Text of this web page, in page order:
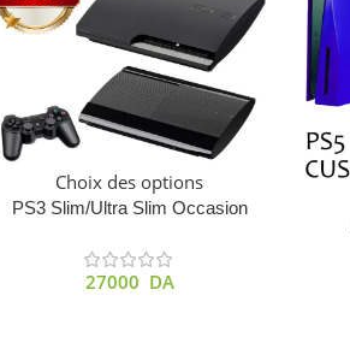
Choix des options
PS3 Slim/Ultra Slim Occasion
27000 DA